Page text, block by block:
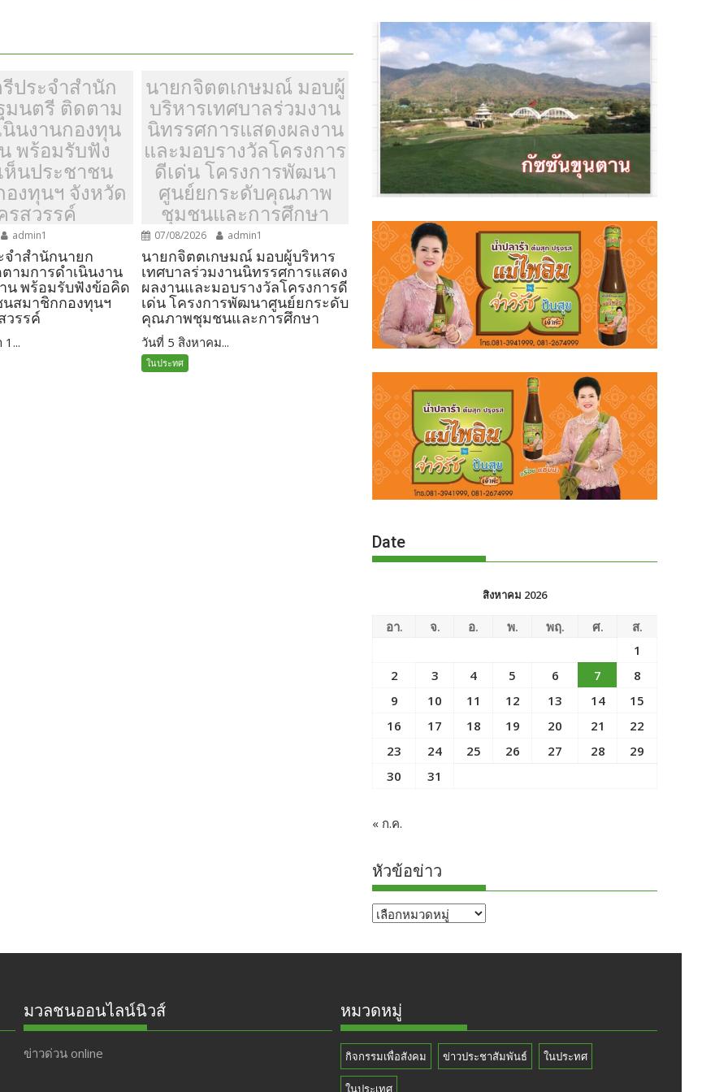
ประจำสำนัก
มนตรี ติดตาม
นินงานกองทุน
พร้อมรับฟัง
ห็นประชาชน
งทุนฯ จังหวัด
รสวรรค์
admin1
จำสำนักนายก
ามการดำเนินงาน
น พร้อมรับฟังข้อคิด
นสมาชิกกองทุนฯ
วรรค์
1...
นายกจิตตเกษมณ์ มอบผู้
บริหารเทศบาลร่วมงาน
นิทรรศการแสดงผลงาน
และมอบรางวัลโครงการ
ดีเด่น โครงการพัฒนา
ศูนย์ยกระดับคุณภาพ
ชุมชนและการศึกษา
07/08/2026 admin1
นายกจิตตเกษมณ์ มอบผู้บริหาร
เทศบาลร่วมงานนิทรรศการแสดง
ผลงานและมอบรางวัลโครงการดี
เด่น โครงการพัฒนาศูนย์ยกระดับ
คุณภาพชุมชนและการศึกษา
วันที่ 5 สิงหาคม...
ในประทศ
Date
สิงหาคม 2026
อา. จ. อ. พ. พฤ. ศ.
ส.
1
2
3 4 5 6 7
8
9
10 11 12 13 14
15
16
17 18 19 20 21
22
23
24 25 26 27 28
29
30
31
« ก.ค.
หัวข้อข่าว
หัวข้อ
มวลชนออนไลน์นิวส์
ข่าวด่วน online
หมวดหมู่
กิจกรรมเพื่อสังคม ข่าวประชาสัมพันธ์ ในประทศ